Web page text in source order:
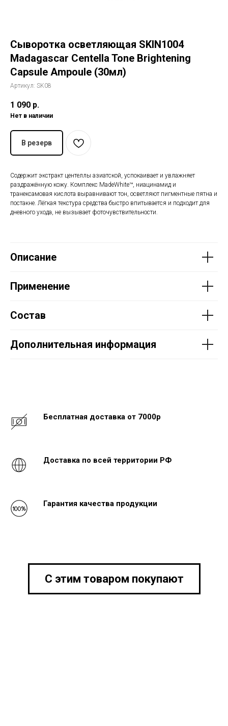
Сыворотка осветляющая SKIN1004
Madagascar Centella Tone Brightening
Capsule Ampoule (30мл)
Артикул: SK08
1 090 р.
Нет в наличии
В резерв
Содержит экстракт центеллы азиатской, успокаивает и увлажняет
раздражённую кожу. Комплекс MadeWhite™, ниацинамид и
транексамовая кислота выравнивают тон, осветляют пигментные пятна и
постакне. Лёгкая текстура средства быстро впитывается и подходит для
дневного ухода, не вызывает фоточувствительности.
Описание
Применение
Состав
Дополнительная информация
Бесплатная доставка от 7000р
Доставка по всей территории РФ
Гарантия качества продукции
С этим товаром покупают
Блог
Контакты